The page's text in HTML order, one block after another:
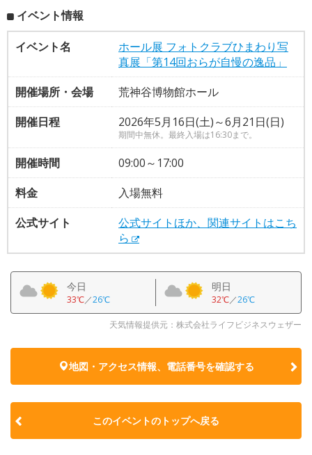
イベント情報
イベント名
ホール展 フォトクラブひまわり写
真展「第14回おらが自慢の逸品」
開催場所・会場
荒神谷博物館ホール
開催日程
2026年5月16日(土)～6月21日(日)
期間中無休。最終入場は16:30まで。
開催時間
09:00～17:00
料金
入場無料
公式サイト
公式サイトほか、関連サイトはこち
ら
今日
33℃／26℃
明日
32℃／26℃
天気情報提供元：株式会社ライフビジネスウェザー
地図・アクセス情報、電話番号を確認する
このイベントのトップへ戻る